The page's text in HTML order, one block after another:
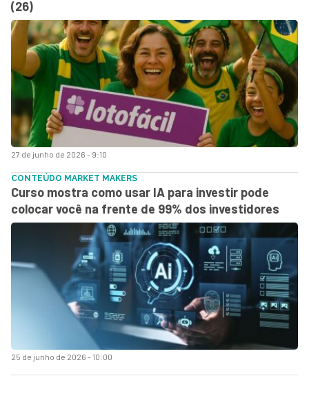
27 de junho de 2026 - 9:10
(26)
25 de junho de 2026 - 10:00
CONTEÚDO MARKET MAKERS
Curso mostra como usar IA para investir pode
colocar você na frente de 99% dos investidores